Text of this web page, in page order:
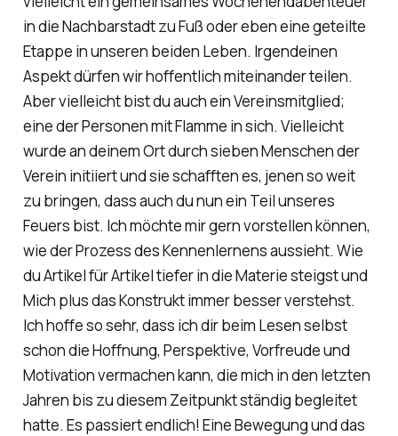
in die Nachbarstadt zu Fuß oder eben eine geteilte
Etappe in unseren beiden Leben. Irgendeinen
Aspekt dürfen wir hoffentlich miteinander teilen.
Aber vielleicht bist du auch ein Vereinsmitglied;
eine der Personen mit Flamme in sich. Vielleicht
wurde an deinem Ort durch sieben Menschen der
Verein initiiert und sie schafften es, jenen so weit
zu bringen, dass auch du nun ein Teil unseres
Feuers bist. Ich möchte mir gern vorstellen können,
wie der Prozess des Kennenlernens aussieht. Wie
du Artikel für Artikel tiefer in die Materie steigst und
Mich plus das Konstrukt immer besser verstehst.
Ich hoffe so sehr, dass ich dir beim Lesen selbst
schon die Hoffnung, Perspektive, Vorfreude und
Motivation vermachen kann, die mich in den letzten
Jahren bis zu diesem Zeitpunkt ständig begleitet
hatte. Es passiert endlich! Eine Bewegung und das